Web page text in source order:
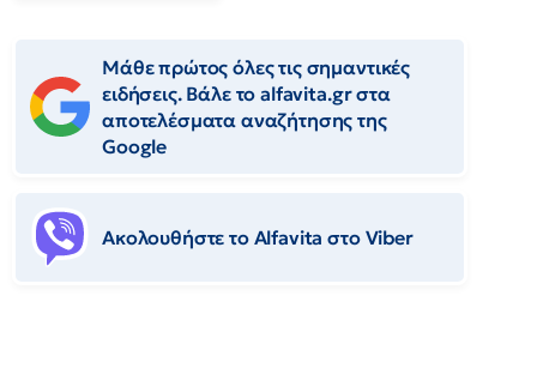
Μάθε πρώτος όλες τις σημαντικές
ειδήσεις. Βάλε το alfavita.gr στα
αποτελέσματα αναζήτησης της
Google
Ακολουθήστε το Αlfavita στο Viber